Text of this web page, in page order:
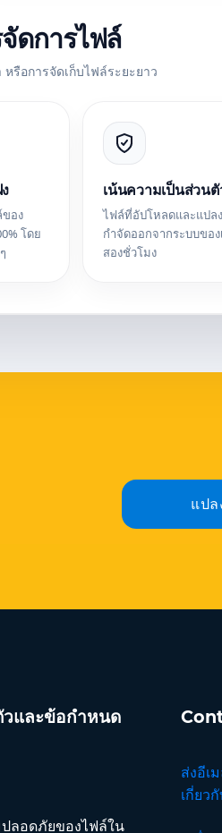
ดการไฟล์
รือการจัดเก็บไฟล์ระยะยาว
ของ
โดย
เน้นความเป็นส่วนตั
ไฟล์ที่อัปโหลดและแปล
กำจัดออกจากระบบของ
สองชั่วโมง
แป
และข้อกำหนด
ปลอดภัยของไฟล์ใน
ส่งอีเ
เกี่ยวกั